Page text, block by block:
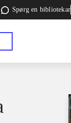
Spørg en bibliotekar